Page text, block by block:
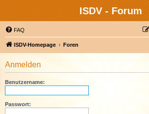
ISDV - Forum
FAQ
ISDV-Homepage Foren
Anmelden
Benutzername:
Passwort: